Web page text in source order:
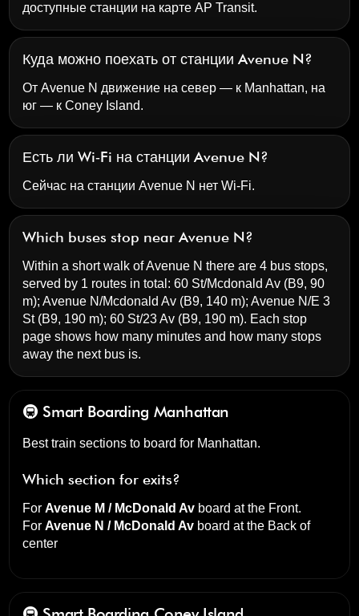
доступные станции на карте AP Transit.
Куда можно поехать от станции Avenue N?
От Avenue N движение на север — к Manhattan, на
юг — к Coney Island.
Есть ли Wi‑Fi на станции Avenue N?
Сейчас на станции Avenue N нет Wi‑Fi.
Which buses stop near Avenue N?
Within a short walk of Avenue N there are 4 bus stops,
served by 1 routes in total:60 St/Mcdonald Av (B9, 90
m);Avenue N/Mcdonald Av (B9, 140 m);Avenue N/E 3
St(B9, 190 m);60 St/23 Av (B9, 190 m). Each stop
page shows how many minutes and how many stops
away the next bus is.
🚇 Smart Boarding Manhattan
Best train sections to board for Manhattan.
Which section for exits?
ForAvenue M / McDonald Av board at the Front.
ForAvenue N / McDonald Av board at the Back of
center